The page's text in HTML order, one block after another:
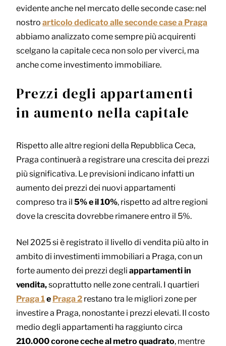
evidente anche nel mercato delle seconde case: nel
nostro articolo dedicato alle seconde case a Praga
abbiamo analizzato come sempre più acquirenti
scelgano la capitale ceca non solo per viverci, ma
anche come investimento immobiliare.
Prezzi degli appartamenti
in aumento nella capitale
Rispetto alle altre regioni della Repubblica Ceca,
Praga continuerà a registrare una crescita dei prezzi
più significativa. Le previsioni indicano infatti un
aumento dei prezzi dei nuovi appartamenti
compreso tra il 5% e il 10%, rispetto ad altre regioni
dove la crescita dovrebbe rimanere entro il 5%.
Nel 2025 si è registrato il livello di vendita più alto in
ambito di investimenti immobiliari a Praga, con un
forte aumento dei prezzi degli appartamenti in
vendita,soprattutto nelle zone centrali. I quartieri
Praga 1e Praga 2 restano tra le migliori zone per
investire a Praga, nonostante i prezzi elevati. Il costo
medio degli appartamenti ha raggiunto circa
210.000 corone ceche al metro quadrato, mentre